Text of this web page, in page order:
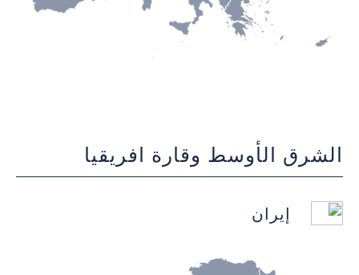
الشرق الأوسط وقارة افريقيا
إيران